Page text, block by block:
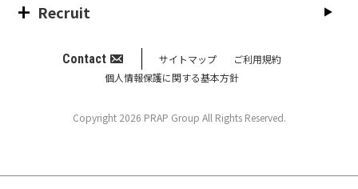
Recruit
Contact サイトマップ
ご利用規約
個人情報保護に関する基本方針
Copyright 2026 PRAP Group All Rights Reserved.